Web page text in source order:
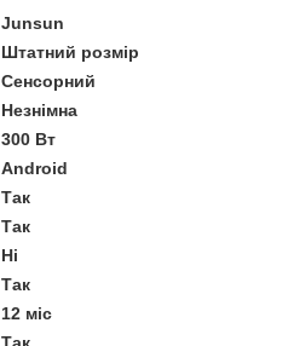
Junsun
Штатний розмір
Сенсорний
Незнімна
300 Вт
Android
Так
Так
Ні
Так
12 міс